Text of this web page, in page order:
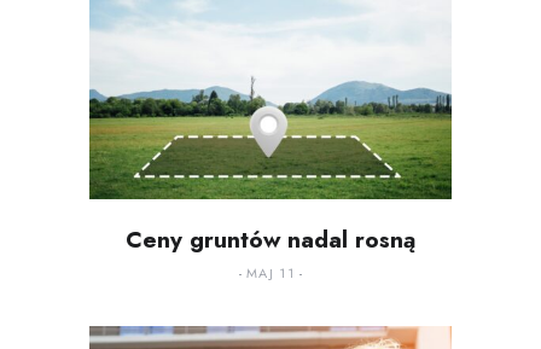
Ceny gruntów nadal rosną
MAJ 11